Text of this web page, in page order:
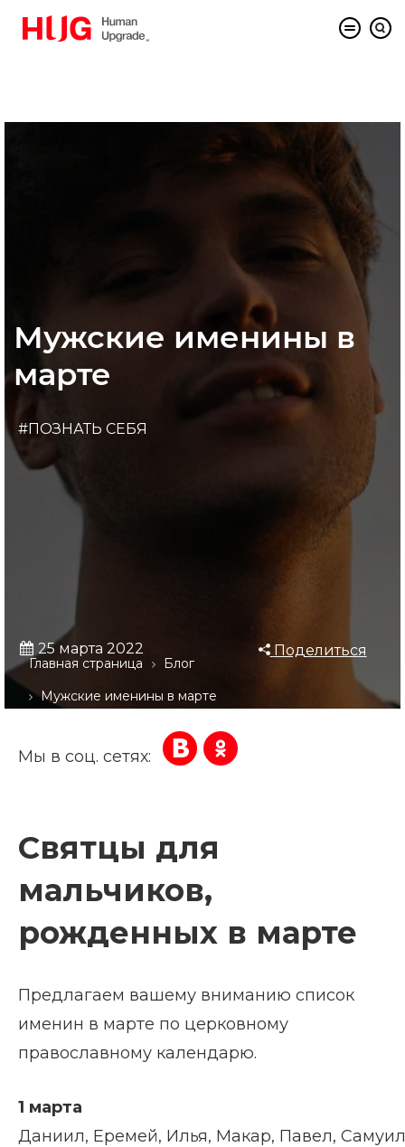
Главная страница
Блог
Мужские именины в марте
Мужские именины в
марте
#ПОЗНАТЬ СЕБЯ
25 марта 2022 Поделиться
Мы в соц. сетях:
Святцы для
мальчиков,
рожденных в марте
Предлагаем вашему вниманию список
именин в марте по церковному
православному календарю.
1 марта
Даниил, Еремей, Илья, Макар, Павел,